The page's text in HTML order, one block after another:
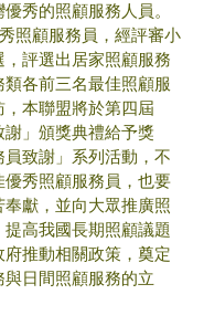
秀的照顧服務人員。
照顧服務員，經評審小
評選出居家照顧服務
各前三名最佳照顧服
本聯盟將於第四屆
謝」頒獎典禮給予獎
致謝」系列活動，不
秀照顧服務員，也要
獻，並向大眾推廣照
高我國長期照顧議題
推動相關政策，奠定
日間照顧服務的立